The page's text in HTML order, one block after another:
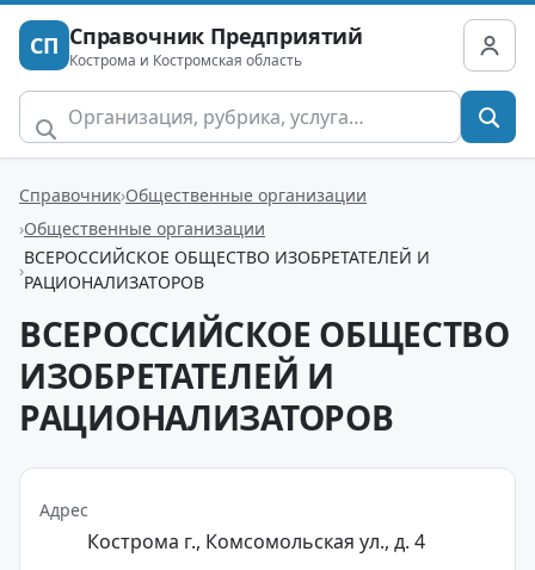
СП Справочник Предприятий
Кострома и Костромская область
Справочник Общественные организации
Общественные организации
ВСЕРОССИЙСКОЕ ОБЩЕСТВО ИЗОБРЕТАТЕЛЕЙ И
РАЦИОНАЛИЗАТОРОВ
ВСЕРОССИЙСКОЕ ОБЩЕСТВО
ИЗОБРЕТАТЕЛЕЙ И
РАЦИОНАЛИЗАТОРОВ
Адрес
Кострома г., Комсомольская ул., д. 4